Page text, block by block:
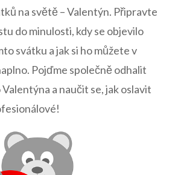
na světě – Valentýn. Připravte
do minulosti, kdy se‍ objevilo
svátku a ⁤jak ‍si ho můžete⁣ v
Pojďme společně ‌odhalit
a naučit se, jak oslavit